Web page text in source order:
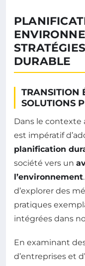
DURABLE
TRANSITION
SOLUTIONS
Dans le contexte
est impératif
planification
société vers un
l’environnement
d’explorer des
pratiques
intégrées dans
En examinant
d’entreprises et